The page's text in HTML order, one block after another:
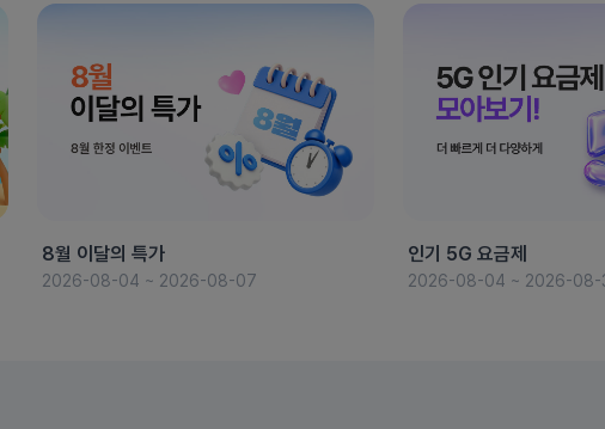
8월 이달의 특가
2026-08-04 ~ 2026-08-07
인기 5G 요금제
2026-08-04 ~ 2026-08-